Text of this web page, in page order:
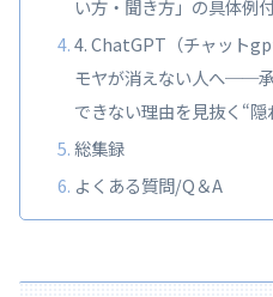
い方・聞き方」の具体例
4. ChatGPT（チャット
モヤが消えない人へ──
できない理由を見抜く“隠
総集録
よくある質問/Q＆A